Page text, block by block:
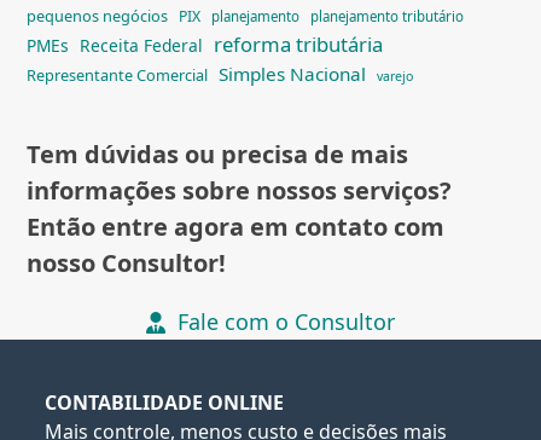
pequenos negócios PIX planejamento planejamento tributário
PMEs Receita Federal reforma tributária
Representante Comercial Simples Nacional varejo
Tem dúvidas ou precisa de mais
informações sobre nossos serviços?
Então entre agora em contato com
nosso Consultor!
Fale com o Consultor
CONTABILIDADE ONLINE
Mais controle, menos custo e decisões mais